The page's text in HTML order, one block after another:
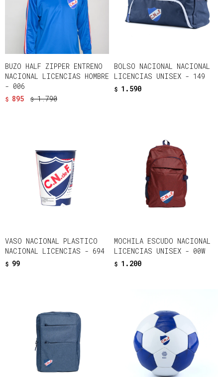
BUZO HALF ZIPPER ENTRENO
NACIONAL LICENCIAS HOMBRE
- 006
$ 895 $ 1.790
BOLSO NACIONAL NACIONAL
LICENCIAS UNISEX - 149
$ 1.590
VASO NACIONAL PLASTICO
NACIONAL LICENCIAS - 694
$ 99
MOCHILA ESCUDO NACIONAL
LICENCIAS UNISEX - 00W
$ 1.200